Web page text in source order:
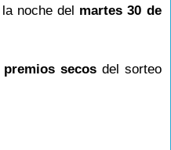
noche del martes 30 de
secosdel sorteo